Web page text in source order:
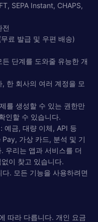
SEPA Instant, CHAPS,
전
료 발급 및 우편 배송)
단계를 도와줄 유능한 개
한 회사의 여러 계정을 모
를 생성할 수 있는 권한만
인할 수 있습니다.
예금, 대량 이체, API 등
가상 카드, 분석 및 기
우리는 앱과 서비스를 더
이 찾고 있습니다.
. 모든 기능을 사용하려면
따라 다릅니다. 개인 요금